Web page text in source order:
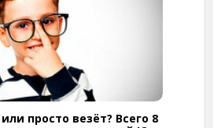
просто везёт? Всего 8